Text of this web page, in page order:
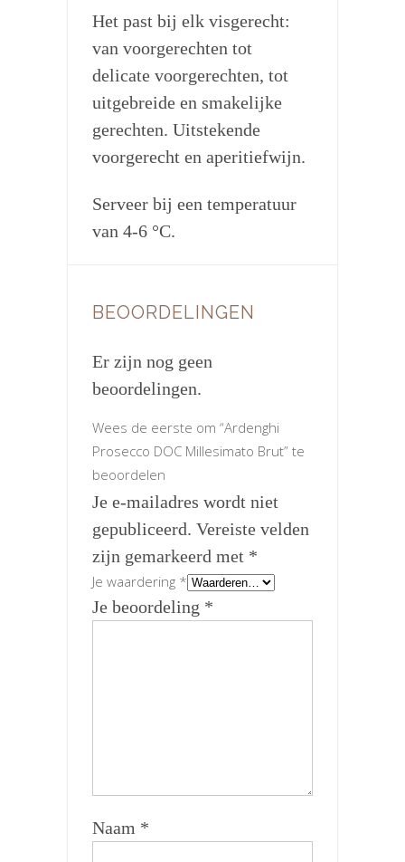
Het past bij elk visgerecht:
van voorgerechten tot
delicate voorgerechten, tot
uitgebreide en smakelijke
gerechten. Uitstekende
voorgerecht en aperitiefwijn.
Serveer bij een temperatuur
van 4-6 °C.
BEOORDELINGEN
Er zijn nog geen
beoordelingen.
Wees de eerste om “Ardenghi
Prosecco DOC Millesimato Brut” te
beoordelen
Je e-mailadres wordt niet
gepubliceerd. Vereiste velden
zijn gemarkeerd met *
Je waardering *
Je beoordeling *
Naam *